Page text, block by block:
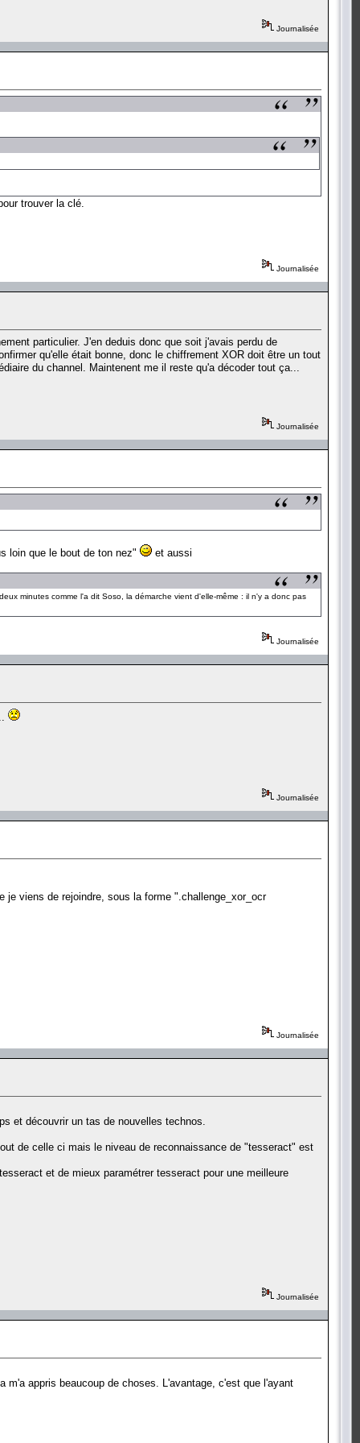
Journalisée
trouver la clé.
Journalisée
particulier. J'en deduis donc que soit j'avais perdu de
qu'elle était bonne, donc le chiffrement XOR doit être un tout
du channel. Maintenent me il reste qu'a décoder tout ça...
Journalisée
loin que le bout de ton nez" et aussi
minutes comme l'a dit Soso, la démarche vient d'elle-même : il n'y a donc pas
Journalisée
Journalisée
viens de rejoindre, sous la forme ".challenge_xor_ocr
Journalisée
et découvrir un tas de nouvelles technos.
de celle ci mais le niveau de reconnaissance de "tesseract" est
et de mieux paramétrer tesseract pour une meilleure
Journalisée
appris beaucoup de choses. L'avantage, c'est que l'ayant